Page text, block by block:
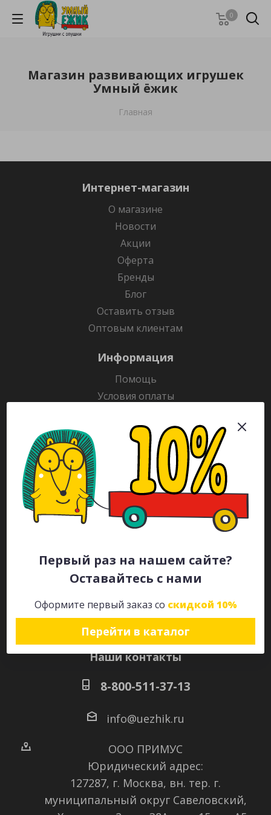
Первый раз на нашем сайте?
Оставайтесь с нами
Оформите первый заказ со скидкой 10%
Перейти в каталог
0
Магазин развивающих игрушек
Умный ёжик
Главная
Интернет-магазин
О магазине
Новости
Акции
Оферта
Бренды
Блог
Оставить отзыв
Оптовым клиентам
Информация
Помощь
Условия оплаты
Гарантия на товар
Раскраски
Рекламодателям
Каталог
Будьте всегда в курсе!
Наши контакты
8-800-511-37-13
info@uezhik.ru
ООО ПРИМУС
Юридический адрес:
127287, г. Москва, вн. тер. г.
муниципальный округ Савеловский,